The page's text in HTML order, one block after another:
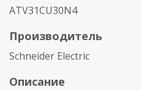
ATV31CU30N4
Производитель
Schneider Electric
Описание